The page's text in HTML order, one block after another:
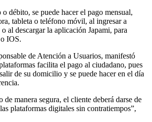
débito, se puede hacer el pago mensual,
tableta o teléfono móvil, al ingresar a
al descargar la aplicación Japami, para
IOS.
de Atención a Usuarios, manifestó
facilita el pago al ciudadano, pues
de su domicilio y se puede hacer en el día
de manera segura, el cliente deberá darse de
plataformas digitales sin contratiempos”,